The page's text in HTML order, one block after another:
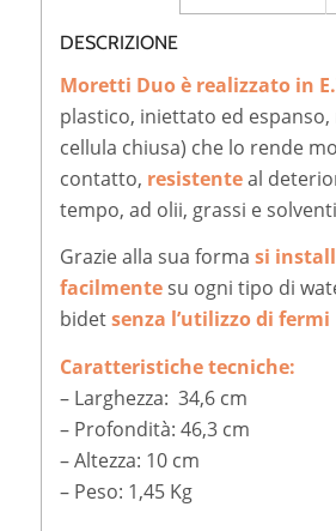
DESCRIZIONE
Moretti Duo è realizzato in
plastico, iniettato ed
cellula chiusa) che lo rende
contatto, resistenteal
tempo, ad olii, grassi e solventi
Grazie alla sua forma si
facilmentesu ogni tipo di
bidetsenza l’utilizzo di fermi
Caratteristiche tecniche:
– Larghezza: 34,6 cm
– Profondità: 46,3 cm
– Altezza: 10 cm
– Peso: 1,45 Kg